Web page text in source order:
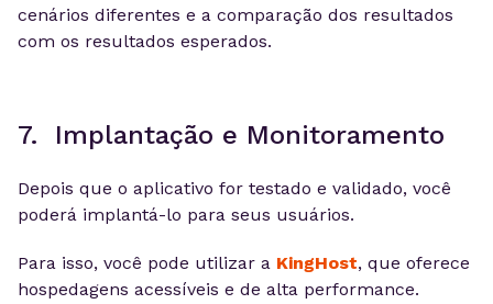
cenários diferentes e a comparação dos resultados
com os resultados esperados.
7. Implantação e Monitoramento
Depois que o aplicativo for testado e validado, você
poderá implantá-lo para seus usuários.
Para isso, você pode utilizar a KingHost, que oferece
hospedagens acessíveis e de alta performance.